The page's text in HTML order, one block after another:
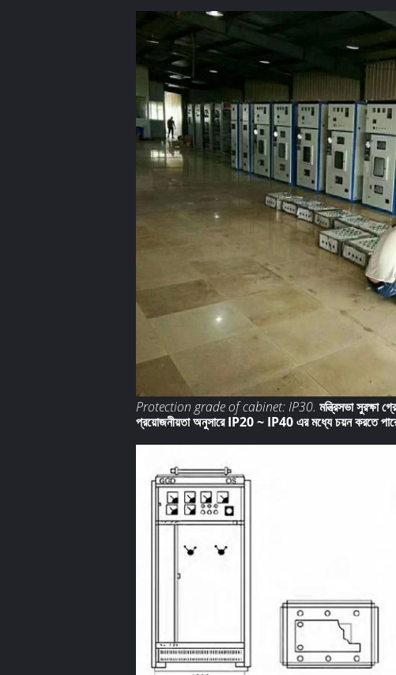
Protection grade of cabinet: IP30. মন্ত্রিসভা সুরক্ষা
প্রয়োজনীয়তা অনুসারে IP20 ~ IP40 এর মধ্যে চয়ন করতে